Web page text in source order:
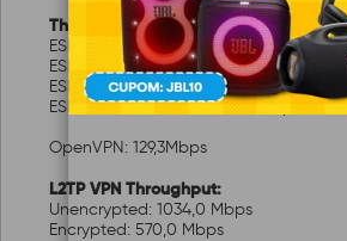
Throughput de VPN IPsec:
ESP-SHA1-AES256: 646,9 Mbps
ESP-SHA256-AES256: 642,8 Mbps
ESP-SHA384-AES256: 648,9 Mbps
ESP-SHA512-AES256: 658,4 Mbps
OpenVPN: 129,3Mbps
L2TP VPN Throughput:
Unencrypted: 1034,0 Mbps
Encrypted: 570,0 Mbps